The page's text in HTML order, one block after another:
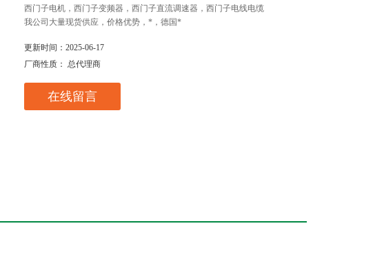
西门子电机，西门子变频器，西门子直流调速器，西门子电线电缆
我公司大量现货供应，价格优势，*，德国*
更新时间：2025-06-17
厂商性质： 总代理商
在线留言